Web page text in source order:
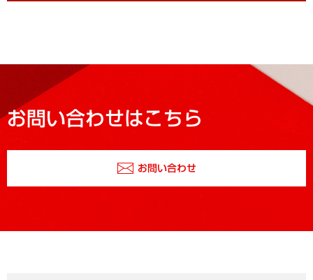
お問い合わせはこちら
お問い合わせ